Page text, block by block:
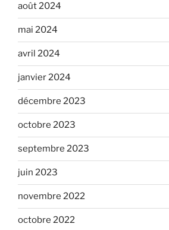
août 2024
mai 2024
avril 2024
janvier 2024
décembre 2023
octobre 2023
septembre 2023
juin 2023
novembre 2022
octobre 2022